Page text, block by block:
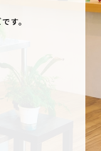
す。